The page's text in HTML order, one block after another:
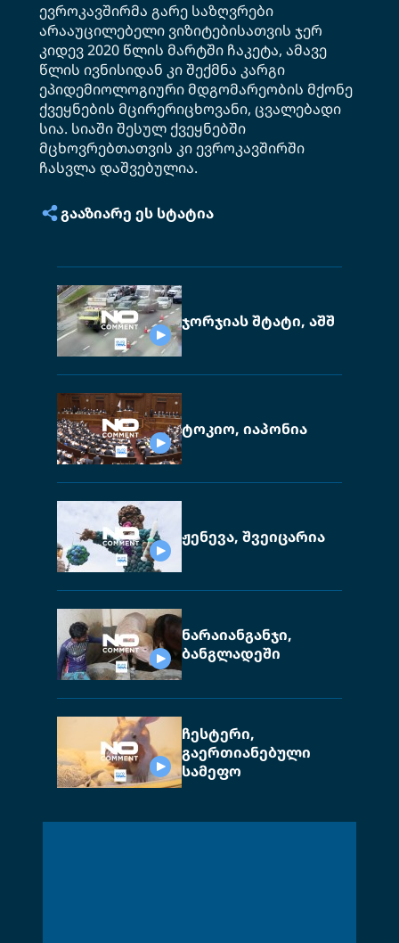
ევროკავშირმა გარე საზღვრები
არააუცილებელი ვიზიტებისათვის ჯერ
კიდევ 2020 წლის მარტში ჩაკეტა, ამავე
წლის ივნისიდან კი შექმნა კარგი
ეპიდემიოლოგიური მდგომარეობის მქონე
ქვეყნების მცირერიცხოვანი, ცვალებადი
სია. სიაში შესულ ქვეყნებში
მცხოვრებთათვის კი ევროკავშირში
ჩასვლა დაშვებულია.
ᲒᲐᲐᲖᲘᲐᲠᲔ ᲔᲡ ᲡᲢᲐᲢᲘᲐ
ჯორჯიას შტატი, აშშ
ტოკიო, იაპონია
ჟენევა, შვეიცარია
ნარაიანგანჯი,
ბანგლადეში
ჩესტერი,
გაერთიანებული
სამეფო